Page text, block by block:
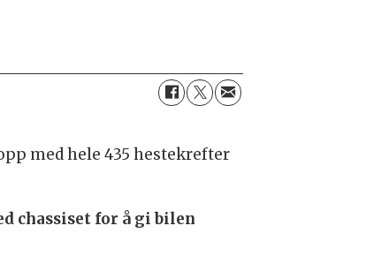
med hele 435 hestekrefter
chassiset for å gi bilen